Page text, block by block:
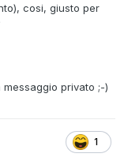
cosi, giusto per
privato ;-)
1